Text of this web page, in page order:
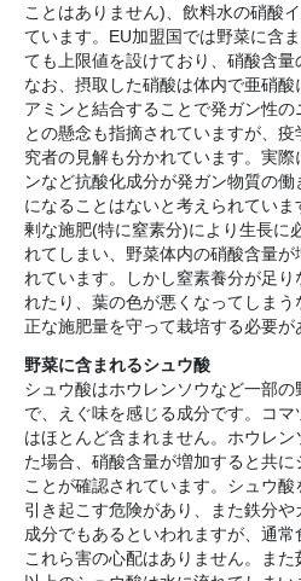
ことはありません)、飲料水の硝酸
ています。EU加盟国では野菜に含
ても上限値を設けており、硝酸含量
なお、摂取した硝酸は体内で亜硝
アミンと結合することで発ガン性の
との懸念も指摘されていますが、
究者の見解も分かれています。実際
ンなど抗酸化成分が発ガン物質の
になることはないと考えられてい
剰な施肥(特に窒素分)により生長に
れてしまい、野菜体内の硝酸含量
れています。しかし窒素養分が足
れたり、葉の色が悪くなってしま
正な施肥量を守って栽培する必要が
野菜に含まれるシュウ酸
シュウ酸はホウレンソウなど一部
で、えぐ味を感じる成分です。コ
はほとんど含まれません。ホウレン
た場合、硝酸含量が増加すると共
ことが確認されています。シュウ
引き起こす危険があり、また鉄分
成分でもあるといわれますが、通
これら害の心配はありません。ま